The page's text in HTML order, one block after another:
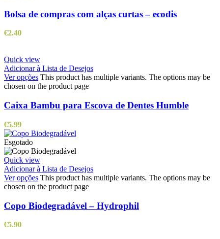
Bolsa de compras com alças curtas – ecodis
€2.40
Quick view
Adicionar à Lista de Desejos
Ver opções This product has multiple variants. The options may be
chosen on the product page
Caixa Bambu para Escova de Dentes Humble
€5.99
Esgotado
Quick view
Adicionar à Lista de Desejos
Ver opções This product has multiple variants. The options may be
chosen on the product page
Copo Biodegradável – Hydrophil
€5.90